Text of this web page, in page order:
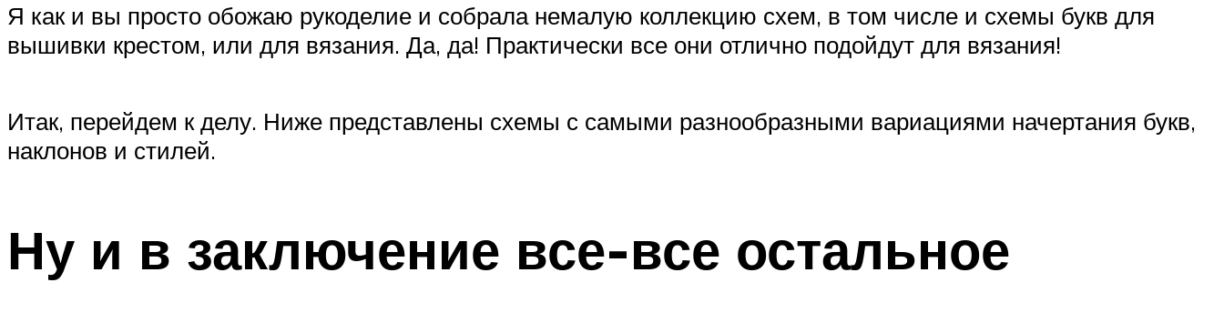
Я как и вы просто обожаю рукоделие и собрала немалую коллекцию схем, в том числе и схемы букв для
вышивки крестом, или для вязания. Да, да! Практически все они отлично подойдут для вязания!
Итак, перейдем к делу. Ниже представлены схемы с самыми разнообразными вариациями начертания букв,
наклонов и стилей.
Ну и в заключение все-все остальное